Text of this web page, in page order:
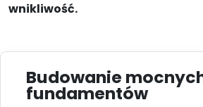
wnikliwość.
Budowanie
fundamentów